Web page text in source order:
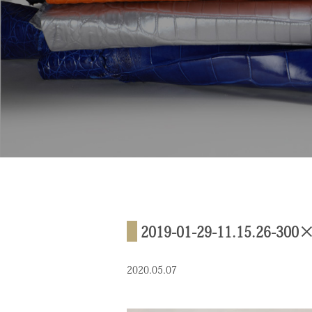
2019-01-29-11.15.26-
2020.05.07